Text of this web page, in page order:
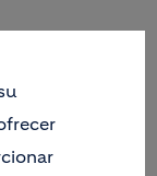
este
abiertas de